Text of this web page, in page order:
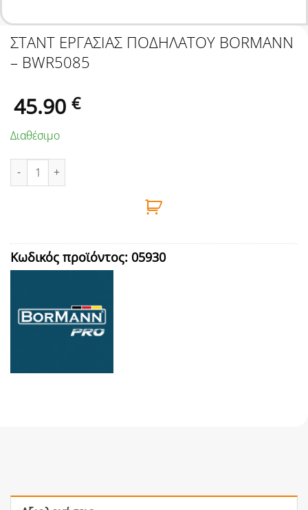
ΣΤΑΝΤ ΕΡΓΑΣΙΑΣ ΠΟΔΗΛΑΤΟΥ BORMANN
– BWR5085
45.90 €
Διαθέσιμο
ΣΤΑΝΤ ΕΡΓΑΣΙΑΣ ΠΟΔΗΛΑΤΟΥ BORMANN - BWR5085 ποσότητα
Κωδικός προϊόντος: 05930